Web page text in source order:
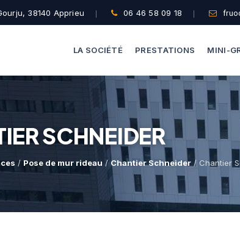
38140 Apprieu 06 46 58 09 18
LA SOCIÉTÉ PRESTATIONS
Dépannage Vitrages
Vitrine Magasin
Expertise Bris De Glace
Recherche De Fuite
MINI-
Nos
SCHNEIDER
/Pose de mur rideau / Chantier Schneider / Chantier